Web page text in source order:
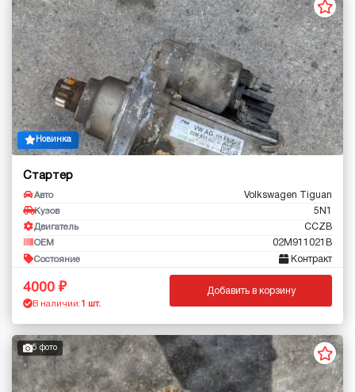
Новинка
Стартер
Авто Volkswagen Tiguan
Кузов 5N1
Двигатель CCZB
OEM 02M911021B
Состояние Контракт
4000
В наличии: 1 шт.
Добавить в корзину
5 фото